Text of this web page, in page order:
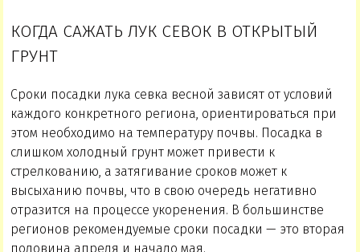
КОГДА САЖАТЬ ЛУК СЕВОК В ОТКРЫТЫЙ
ГРУНТ
Сроки посадки лука севка весной зависят от условий
каждого конкретного региона, ориентироваться при
этом необходимо на температуру почвы. Посадка в
слишком холодный грунт может привести к
стрелкованию, а затягивание сроков может к
высыханию почвы, что в свою очередь негативно
отразится на процессе укоренения. В большинстве
регионов рекомендуемые сроки посадки — это вторая
половина апреля и начало мая.